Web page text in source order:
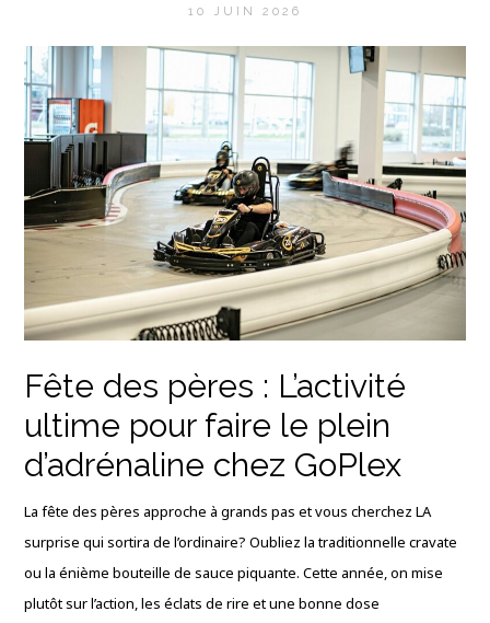
10 JUIN 2026
Fête des pères : L’activité
ultime pour faire le plein
d’adrénaline chez GoPlex
La fête des pères approche à grands pas et vous cherchez LA
surprise qui sortira de l’ordinaire? Oubliez la traditionnelle cravate
ou la énième bouteille de sauce piquante. Cette année, on mise
plutôt sur l’action, les éclats de rire et une bonne dose